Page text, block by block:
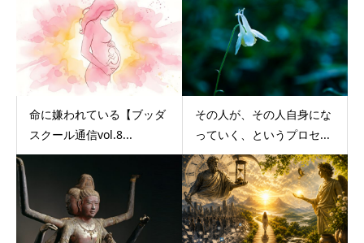
命に嫌われている【ブッダ
スクール通信vol.8...
その人が、その人自身にな
っていく、というプロセ...